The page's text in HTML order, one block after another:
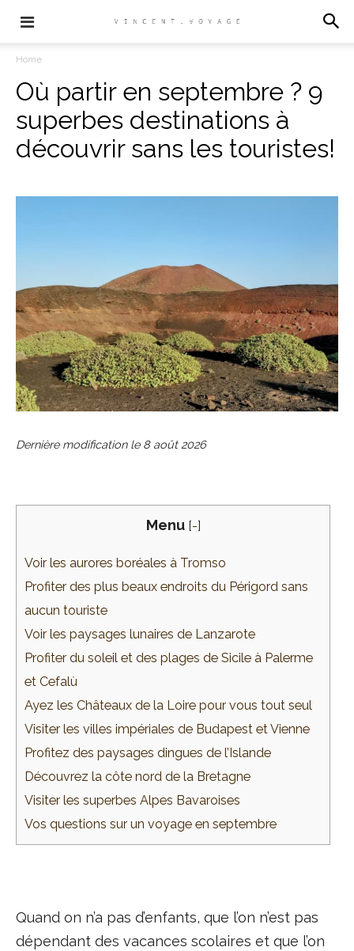
Home
Où partir en septembre ? 9
superbes destinations à
découvrir sans les touristes!
Dernière modification le 8 août 2026
Menu [-]
Voir les aurores boréales à Tromso
Profiter des plus beaux endroits du Périgord sans
aucun touriste
Voir les paysages lunaires de Lanzarote
Profiter du soleil et des plages de Sicile à Palerme
et Cefalù
Ayez les Châteaux de la Loire pour vous tout seul
Visiter les villes impériales de Budapest et Vienne
Profitez des paysages dingues de l’Islande
Découvrez la côte nord de la Bretagne
Visiter les superbes Alpes Bavaroises
Vos questions sur un voyage en septembre
Quand on n’a pas d’enfants, que l’on n’est pas
dépendant des vacances scolaires et que l’on